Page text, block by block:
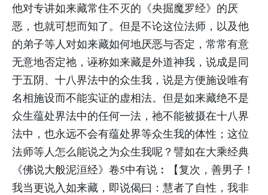
他对专讲如来藏常住不灭的《央掘魔罗经》的厌
恶，也就可想而知了。但是不论这位法师，以及他
的弟子等人对如来藏如何地厌恶与否定，常常有意
无意地否定祂，诬称如来藏是外道神我，说成是同
于五阴、十八界法中的众生我，说是方便施设唯有
名相施设而不能实证的虚相法。但是如来藏绝不是
众生蕴处界法中的任何一法，祂不能被摄在十八界
法中，也永远不会有蕴处界等众生我的体性；这位
法师等人怎么能说之为众生我呢？譬如在大乘经典
《佛说大般泥洹经》卷5中有说︰【复次，善男子！
我当更说入如来藏，即说偈曰：慧者了自性，我非